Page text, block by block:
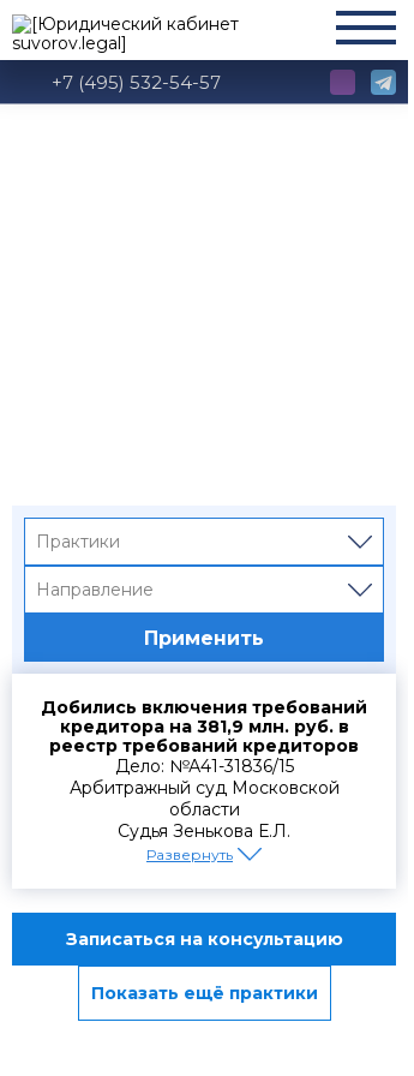
+7 (495) 532-54-57
Практики
Направление
Применить
Добились включения требований
кредитора на 381,9 млн. руб. в
реестр требований кредиторов
Дело: №А41-31836/15
Арбитражный суд Московской
области
Судья Зенькова Е.Л.
Интересы доверителя были
требованияООО «Брикс»
обоснованными в размере 240 172
547,85 руб. и обязал конкурсного
управляющего включить указанную
задолженность в третью очередь
Развернуть
Записаться на консультацию
Показать ещё практики